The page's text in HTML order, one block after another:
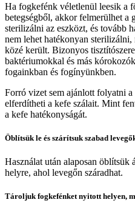
Ha fogkefénk véletlenül leesik a
betegségből, akkor felmerülhet a
sterilizálni az eszközt, és tovább
nem lehet hatékonyan
közé került. Bizonyos
baktériumokkal és más
fogainkban és fogínyünkben.
Forró vizet sem ajánlott folyatni
elferdítheti a kefe szálait. Mint
a kefe hatékonyságát.
Öblítsük le és szárítsuk szabad
Használat után alaposan
helyre, ahol levegőn száradhat.
Tároljuk fogkefénket nyitott helyen,